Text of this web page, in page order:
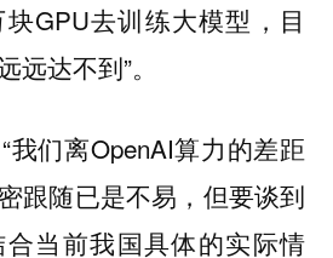
GPU去训练大模型，目
达不到”。
我们离OpenAI算力的差距
跟随已是不易，但要谈到
当前我国具体的实际情